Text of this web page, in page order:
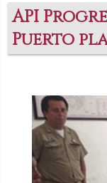
API
Puerto